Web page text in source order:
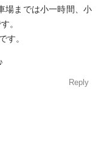
場までは小一時間、小
。
す。
Reply